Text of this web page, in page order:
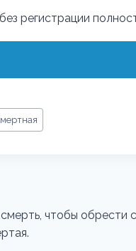
регистрации
чтобы обрести